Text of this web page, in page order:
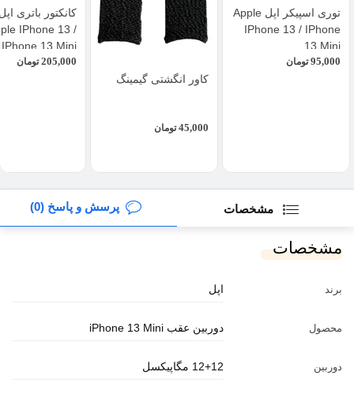
توری اسپیکر اپل Apple
IPhone 13 / IPhone
13 Mini
95,000 تومان
کاور انگشتی گیمینگ
45,000 تومان
کانکتور باتری
IPhone 13 /
IPhone 13 Mini
205,000 تومان
مشخصات پرسش و پاسخ (0)
مشخصات
برند اپل
محصول دوربین عقب iPhone 13 Mini
دوربین 12+12 مگاپیکسل